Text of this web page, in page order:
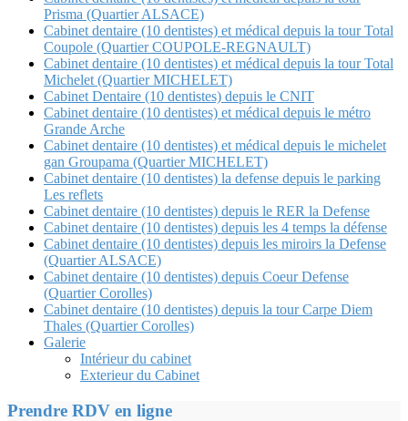
Prisma (Quartier ALSACE)
Cabinet dentaire (10 dentistes) et médical depuis la tour Total
Coupole (Quartier COUPOLE-REGNAULT)
Cabinet dentaire (10 dentistes) et médical depuis la tour Total
Michelet (Quartier MICHELET)
Cabinet Dentaire (10 dentistes) depuis le CNIT
Cabinet dentaire (10 dentistes) et médical depuis le métro
Grande Arche
Cabinet dentaire (10 dentistes) et médical depuis le michelet
gan Groupama (Quartier MICHELET)
Cabinet dentaire (10 dentistes) la defense depuis le parking
Les reflets
Cabinet dentaire (10 dentistes) depuis le RER la Defense
Cabinet dentaire (10 dentistes) depuis les 4 temps la défense
Cabinet dentaire (10 dentistes) depuis les miroirs la Defense
(Quartier ALSACE)
Cabinet dentaire (10 dentistes) depuis Coeur Defense
(Quartier Corolles)
Cabinet dentaire (10 dentistes) depuis la tour Carpe Diem
Thales (Quartier Corolles)
Galerie
Intérieur du cabinet
Exterieur du Cabinet
Prendre RDV en ligne